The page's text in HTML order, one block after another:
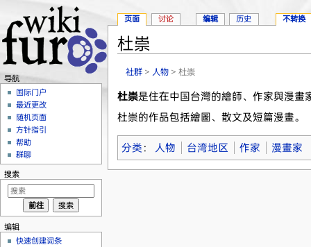
杜崇
社群 > 人物 > 杜崇
杜崇是住在中国台灣的繪師、作家與漫畫
杜崇的作品包括繪圖、散文及短篇漫畫。
分类 ： 人物 台湾地区 作家 漫畫家
页面 讨论 编辑 历史 不转换
导航
国际门户
最近更改
随机页面
方针指引
帮助
群聊
搜索
编辑
快速创建词条